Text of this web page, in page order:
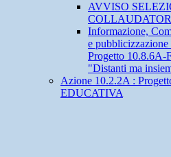
AVVISO
Informazione,
e
Progetto
"Distanti ma
Azione 10.2.2A :
EDUCATIVA